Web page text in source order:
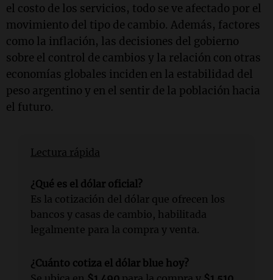
el costo de los servicios, todo se ve afectado por el
movimiento del tipo de cambio. Además, factores
como la inflación, las decisiones del gobierno
sobre el control de cambios y la relación con otras
economías globales inciden en la estabilidad del
peso argentino y en el sentir de la población hacia
el futuro.
Lectura rápida
¿Qué es el dólar oficial?
Es la cotización del dólar que ofrecen los
bancos y casas de cambio, habilitada
legalmente para la compra y venta.
¿Cuánto cotiza el dólar blue hoy?